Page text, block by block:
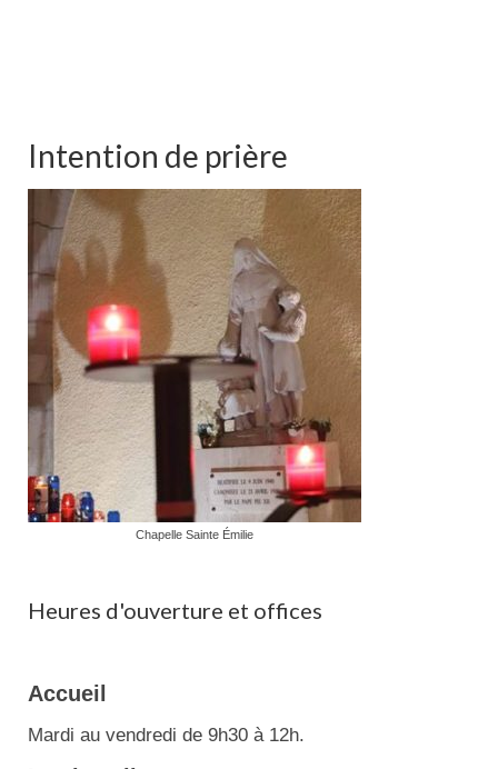
Intention de prière
Chapelle Sainte Émilie
Heures d'ouverture et offices
Accueil
Mardi au vendredi de 9h30 à 12h.